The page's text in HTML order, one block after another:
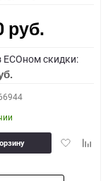
руб.
ECOном скидки:
Добавить